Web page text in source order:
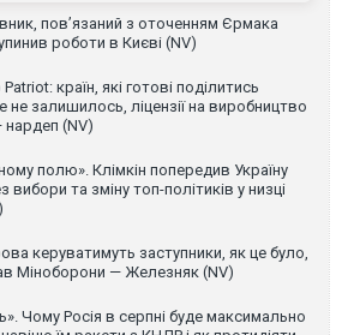
пов’язаний з оточенням Єрмака
роботи в Києві (NV)
країн, які готові поділитись
не залишилось, ліцензії на виробництво
(NV)
полю». Клімкін попередив Україну
вибори та зміну топ-політиків у низці
керуватимуть заступники, як це було,
Міноборони — Железняк (NV)
Чому Росія в серпні буде максимально